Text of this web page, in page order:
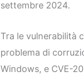
settembre 2024.
Tra le vulnerabilità
problema di
Windows, e CVE-